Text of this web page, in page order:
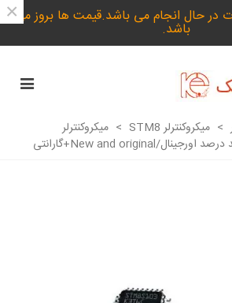
در حال انجام می باشد.قیمت ها بروز می
باشد.
×
> میکروکنترلر STM8 > میکروکنترلر